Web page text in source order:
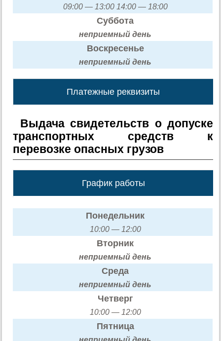
09:00 — 13:00 14:00 — 18:00
Суббота
неприемный день
Воскресенье
неприемный день
Платежные реквизиты
Выдача свидетельств о допуске
транспортных средств к
перевозке опасных грузов
График работы
Понедельник
10:00 — 12:00
Вторник
неприемный день
Среда
неприемный день
Четверг
10:00 — 12:00
Пятница